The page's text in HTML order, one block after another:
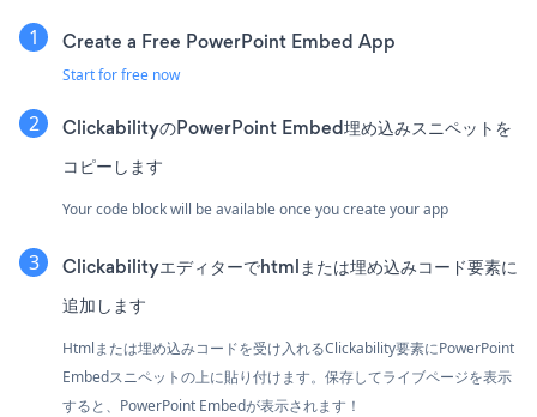
Create a Free PowerPoint Embed App
Start for free now
ClickabilityのPowerPoint Embed埋め込みスニペットを
コピーします
Your code block will be available once you create your app
Clickabilityエディターでhtmlまたは埋め込みコード要素に
追加します
Htmlまたは埋め込みコードを受け入れるClickability要素にPowerPoint
Embedスニペットの上に貼り付けます。保存してライブページを表示
すると、PowerPoint Embedが表示されます！